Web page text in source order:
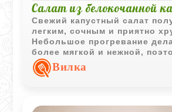
Салат из белокочанной
Свежий капустный салат
легким, сочным и приятно
Небольшое прогревание
более мягкой и нежной,
вариант хорошо подходит
меню.Вилка